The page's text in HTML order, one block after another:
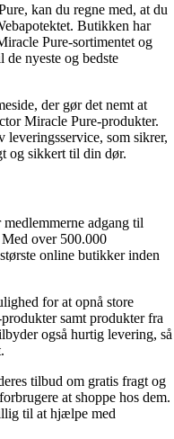
kan du regne med, at du
Butikken har
Pure-sortimentet og
de nyeste og bedste
der gør det nemt at
Miracle Pure-produkter.
som sikrer,
og sikkert til din dør.
adgang til
over 500.000
online butikker inden
for at opnå store
samt produkter fra
også hurtig levering, så
tilbud om gratis fragt og
at shoppe hos dem.
til at hjælpe med